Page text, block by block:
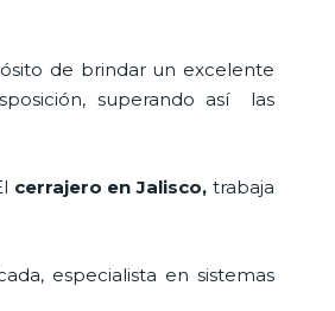
de brindar un excelente
superando así las
cerrajero en Jalisco, trabaja
especialista en sistemas